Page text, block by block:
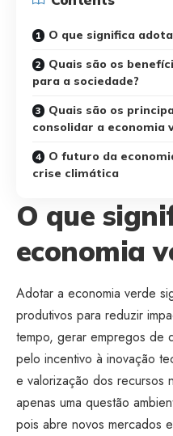
O que significa
Quais são os
para a sociedade?
Quais são os
consolidar a economia
O futuro da
crise climática
O que
economia
Adotar a economia verde
produtivos para reduzir
tempo, gerar empregos de
pelo incentivo à inovação
e valorização dos recursos
apenas uma questão
pois abre novos mercados